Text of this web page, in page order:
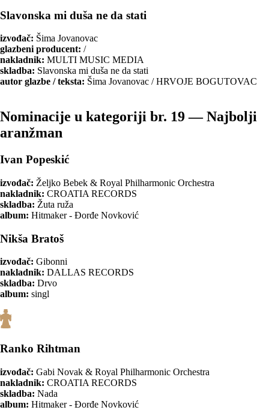
Slavonska mi duša ne da stati
izvođač: Šima Jovanovac
glazbeni producent: /
nakladnik: MULTI MUSIC MEDIA
skladba: Slavonska mi duša ne da stati
autor glazbe / teksta: Šima Jovanovac / HRVOJE BOGUTOVAC
Nominacije u kategoriji br. 19 — Najbolji
aranžman
Ivan Popeskić
izvođač: Željko Bebek & Royal Philharmonic Orchestra
nakladnik: CROATIA RECORDS
skladba: Žuta ruža
album: Hitmaker - Đorđe Novković
Nikša Bratoš
izvođač: Gibonni
nakladnik: DALLAS RECORDS
skladba: Drvo
album: singl
Ranko Rihtman
izvođač: Gabi Novak & Royal Philharmonic Orchestra
nakladnik: CROATIA RECORDS
skladba: Nada
album: Hitmaker - Đorđe Novković